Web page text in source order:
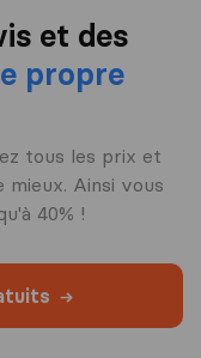
et des
propre
tous les prix et
mieux. Ainsi vous
40% !